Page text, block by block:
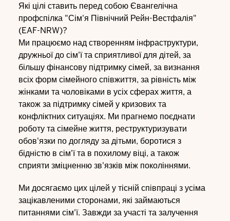
Які цілі ставить перед собою Євангелічна
профспілка "Сім'я Північний Рейн-Вестфалія"
(EAF-NRW)?
Ми працюємо над створенням інфраструктури,
дружньої до сім'ї та сприятливої для дітей, за
більшу фінансову підтримку сімей, за визнання
всіх форм сімейного співжиття, за рівність між
жінками та чоловіками в усіх сферах життя, а
також за підтримку сімей у кризових та
конфліктних ситуаціях. Ми прагнемо поєднати
роботу та сімейне життя, реструктуризувати
обов'язки по догляду за дітьми, боротися з
бідністю в сім'ї та в похилому віці, а також
сприяти зміцненню зв'язків між поколіннями.
Ми досягаємо цих цілей у тісній співпраці з усіма
зацікавленими сторонами, які займаються
питаннями сім'ї. Завжди за участі та залучення